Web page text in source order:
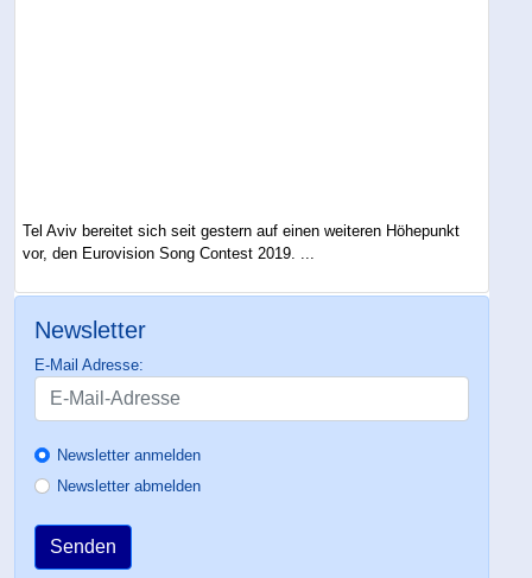
Tel Aviv bereitet sich seit gestern auf einen weiteren Höhepunkt
vor, den Eurovision Song Contest 2019. ...
Newsletter
E-Mail Adresse:
Newsletter anmelden
Newsletter abmelden
Senden